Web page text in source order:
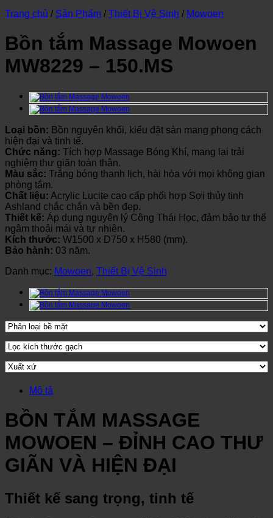
Trang chủ / Sản Phẩm / Thiết Bị Vệ Sinh / Mowoen
Bồn tắm Massage Mowoen
MW8229 – 150.MS
Loại bồn: Bồn nguyên khối, kiểu đặt sàn mang phong cách
hiện đại và tinh tế.
Chức năng: Tích hợp Massage Bóng Khí, mang lại trải
nghiệm thư giãn toàn thân.
Màu sắc: Trắng bóng thanh lịch, hài hòa với mọi không gian
phòng tắm.
Chất liệu: Acrylic Lucite cao cấp phối hợp Sợi thủy tinh
Ashland chắc chắn và bền đẹp.
Thiết kế: Áp dụng nguyên lý Công Thái Học, đảm bảo tư thế
ngâm thoải mái và tự nhiên.
Kích thước: W1500 x D750 x H580 (mm).
Bảo hành: 03 năm.
Danh mục: Mowoen, Thiết Bị Vệ Sinh
Mô tả
BỒN TẮM MASSAGE
MOWOEN – ĐỈNH CAO THƯ
GIÃN VÀ HIỆN ĐẠI
Thiết kế sang trọng, tinh tế